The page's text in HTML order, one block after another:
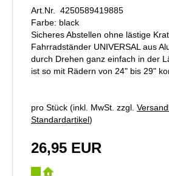
Art.Nr. 4250589419885
Farbe: black
Sicheres Abstellen ohne lästige
Fahrradständer UNIVERSAL aus
durch Drehen ganz einfach in der
ist so mit Rädern von 24" bis 29"
pro Stück (inkl. MwSt. zzgl.
Standardartikel)
26,95 EUR